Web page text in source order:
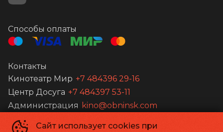
Сайт использует cookies при
Способы оплаты
Контакты
Кинотеатр Мир +7 484396 29-16
Центр Досуга +7 484397 53-11
Администрация kino@obninsk.com